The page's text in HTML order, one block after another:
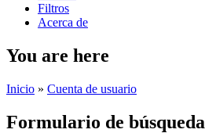
Filtros
Acerca de
You are here
Inicio » Cuenta de usuario
Formulario de búsqueda